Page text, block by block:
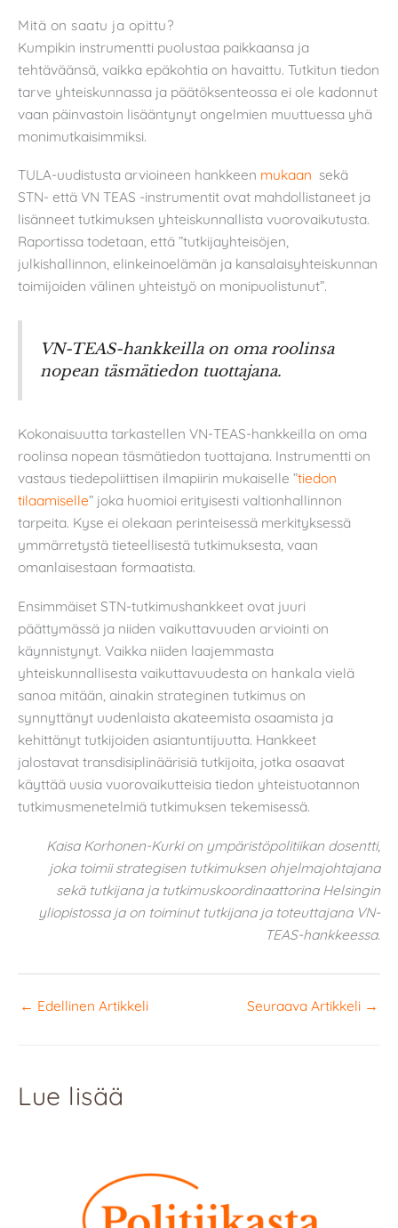
Mitä on saatu ja opittu?
Kumpikin instrumentti puolustaa paikkaansa ja
tehtäväänsä, vaikka epäkohtia on havaittu. Tutkitun tiedon
tarve yhteiskunnassa ja päätöksenteossa ei ole kadonnut
vaan päinvastoin lisääntynyt ongelmien muuttuessa yhä
monimutkaisimmiksi.
TULA-uudistusta arvioineen hankkeen mukaan sekä
STN- että VN TEAS -instrumentit ovat mahdollistaneet ja
lisänneet tutkimuksen yhteiskunnallista vuorovaikutusta.
Raportissa todetaan, että ”tutkijayhteisöjen,
julkishallinnon, elinkeinoelämän ja kansalaisyhteiskunnan
toimijoiden välinen yhteistyö on monipuolistunut”.
VN-TEAS-hankkeilla on oma roolinsa
nopean täsmätiedon tuottajana.
Kokonaisuutta tarkastellen VN-TEAS-hankkeilla on oma
roolinsa nopean täsmätiedon tuottajana. Instrumentti on
vastaus tiedepoliittisen ilmapiirin mukaiselle ”tiedon
tilaamiselle” joka huomioi erityisesti valtionhallinnon
tarpeita. Kyse ei olekaan perinteisessä merkityksessä
ymmärretystä tieteellisestä tutkimuksesta, vaan
omanlaisestaan formaatista.
Ensimmäiset STN-tutkimushankkeet ovat juuri
päättymässä ja niiden vaikuttavuuden arviointi on
käynnistynyt. Vaikka niiden laajemmasta
yhteiskunnallisesta vaikuttavuudesta on hankala vielä
sanoa mitään, ainakin strateginen tutkimus on
synnyttänyt uudenlaista akateemista osaamista ja
kehittänyt tutkijoiden asiantuntijuutta. Hankkeet
jalostavat transdisiplinäärisiä tutkijoita, jotka osaavat
käyttää uusia vuorovaikutteisia tiedon yhteistuotannon
tutkimusmenetelmiä tutkimuksen tekemisessä.
Kaisa Korhonen-Kurki on ympäristöpolitiikan dosentti,
joka toimii strategisen tutkimuksen ohjelmajohtajana
sekä tutkijana ja tutkimuskoordinaattorina Helsingin
yliopistossa ja on toiminut tutkijana ja toteuttajana VN-
TEAS-hankkeessa.
← Edellinen Artikkeli Seuraava Artikkeli →
Lue lisää